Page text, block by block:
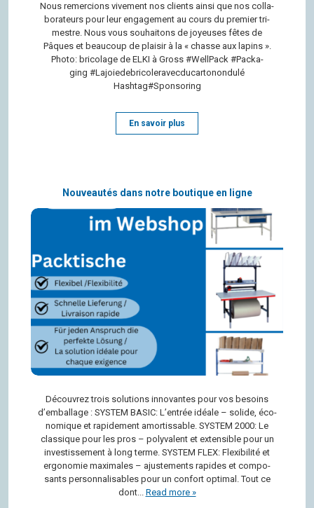
Nous remer­cions vive­ment nos clients ainsi que nos col­la­
bo­ra­teurs pour leur enga­ge­ment au cours du pre­mier tri­
mestre. Nous vous sou­hai­tons de joyeuses fêtes de
Pâques et beau­coup de plai­sir à la « chasse aux lapins ».
Photo: bri­co­lage de ELKI à Gross #Well­Pack #Packa­
ging #Lajoie­de­bri­co­le­ra­vec­du­car­to­nond­ulé
Hashtag#Sponsoring
En savoir plus
Nouveautés dans notre boutique en ligne
Décou­vrez trois solu­tions inno­vantes pour vos besoins
d’em­bal­lage : SYS­TEM BASIC: L’en­trée idéale – solide, éco­
no­mique et rapi­de­ment amor­tis­sable. SYS­TEM 2000: Le
clas­sique pour les pros – poly­va­lent et exten­sible pour un
inves­tis­se­ment à long terme. SYS­TEM FLEX: Flexi­bi­lité et
ergo­no­mie maxi­males – ajus­te­ments rapides et com­po­
sants per­son­na­li­sables pour un confort opti­mal. Tout ce
dont... Read more »